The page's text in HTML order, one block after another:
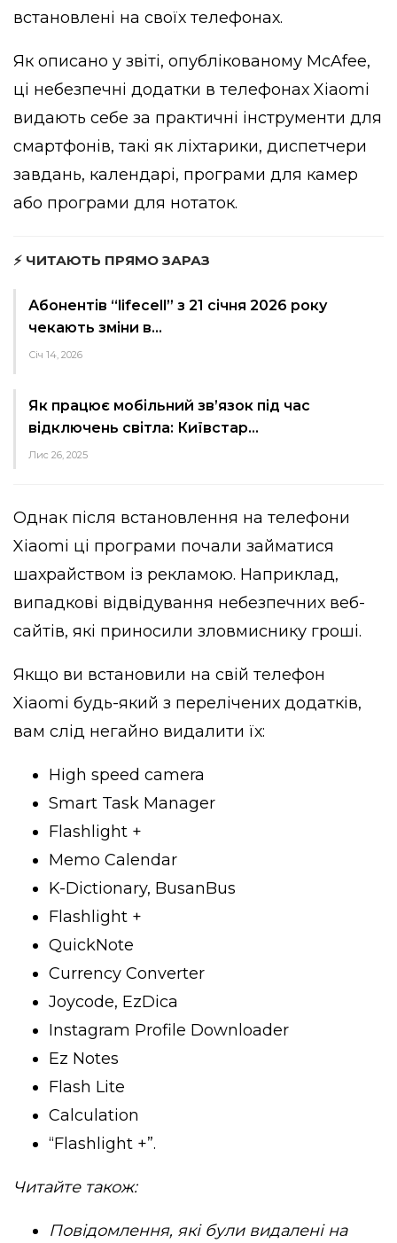
встановлені на своїх телефонах.
Як описано у звіті, опублікованому McAfee,
ці небезпечні додатки в телефонах Xiaomi
видають себе за практичні інструменти для
смартфонів, такі як ліхтарики, диспетчери
завдань, календарі, програми для камер
або програми для нотаток.
⚡ ЧИТАЮТЬ ПРЯМО ЗАРАЗ
Абонентів “lifecell” з 21 січня 2026 року
чекають зміни в…
Січ 14, 2026
Як працює мобільний зв’язок під час
відключень світла: Київстар…
Лис 26, 2025
Однак після встановлення на телефони
Xiaomi ці програми почали займатися
шахрайством із рекламою. Наприклад,
випадкові відвідування небезпечних веб-
сайтів, які приносили зловмиснику гроші.
Якщо ви встановили на свій телефон
Xiaomi будь-який з перелічених додатків,
вам слід негайно видалити їх:
High speed camera
Smart Task Manager
Flashlight +
Memo Calendar
K-Dictionary, BusanBus
Flashlight +
QuickNote
Currency Converter
Joycode, EzDica
Instagram Profile Downloader
Ez Notes
Flash Lite
Calculation
“Flashlight +”.
Читайте також:
Повідомлення, які були видалені на